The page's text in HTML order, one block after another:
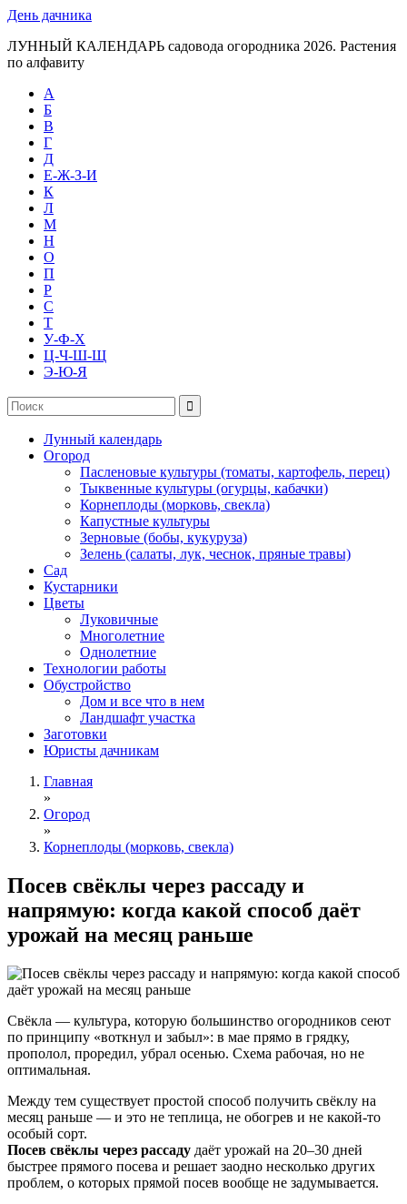
День дачника
ЛУННЫЙ КАЛЕНДАРЬ садовода огородника 2026. Растения
по алфавиту
А
Б
В
Г
Д
Е-Ж-З-И
К
Л
М
Н
О
П
Р
С
Т
У-Ф-Х
Ц-Ч-Ш-Щ
Э-Ю-Я
Лунный календарь
Огород
Пасленовые культуры (томаты, картофель, перец)
Тыквенные культуры (огурцы, кабачки)
Корнеплоды (морковь, свекла)
Капустные культуры
Зерновые (бобы, кукуруза)
Зелень (салаты, лук, чеснок, пряные травы)
Сад
Кустарники
Цветы
Луковичные
Многолетние
Однолетние
Технологии работы
Обустройство
Дом и все что в нем
Ландшафт участка
Заготовки
Юристы дачникам
Главная
»
Огород
»
Корнеплоды (морковь, свекла)
Посев свёклы через рассаду и
напрямую: когда какой способ даёт
урожай на месяц раньше
Свёкла — культура, которую большинство огородников сеют
по принципу «воткнул и забыл»: в мае прямо в грядку,
прополол, проредил, убрал осенью. Схема рабочая, но не
оптимальная.
Между тем существует простой способ получить свёклу на
месяц раньше — и это не теплица, не обогрев и не какой-то
особый сорт.
Посев свёклы через рассаду даёт урожай на 20–30 дней
быстрее прямого посева и решает заодно несколько других
проблем, о которых прямой посев вообще не задумывается.